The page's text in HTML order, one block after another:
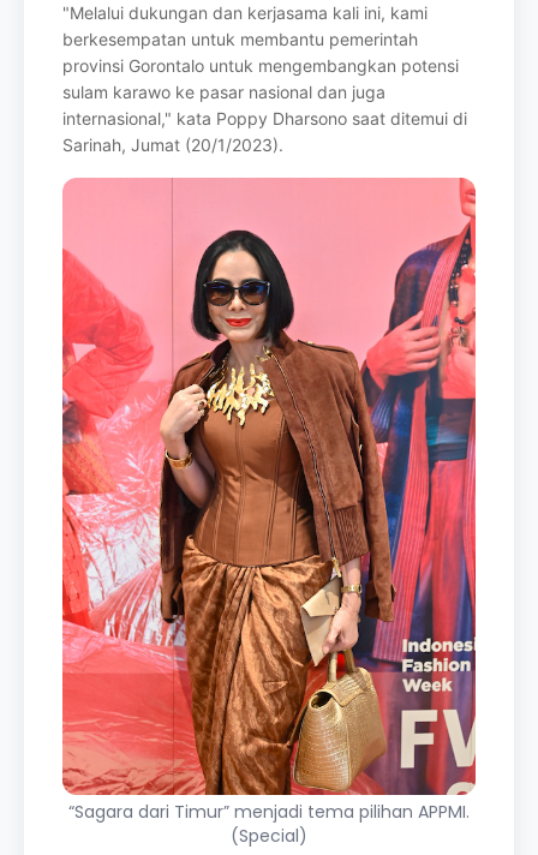
"Melalui dukungan dan kerjasama kali ini, kami
berkesempatan untuk membantu pemerintah
provinsi Gorontalo untuk mengembangkan potensi
sulam karawo ke pasar nasional dan juga
internasional," kata Poppy Dharsono saat ditemui di
Sarinah, Jumat (20/1/2023).
“Sagara dari Timur” menjadi tema pilihan APPMI.
(Special)